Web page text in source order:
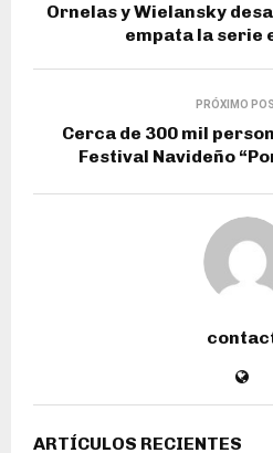
Ornelas y Wielansky
empata la serie
PRÓXIMO
Cerca de 300 mil
Festival Navideño
ARTÍCULOS RECIENTES